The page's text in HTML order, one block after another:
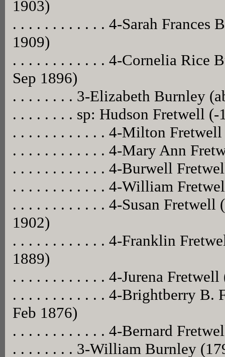
1903)
. . . . . . . . . . . . 4-Sarah Frances
1909)
. . . . . . . . . . . . 4-Cornelia Rice
Sep 1896)
. . . . . . . . 3-Elizabeth Burnley
. . . . . . . . sp: Hudson Fretwell (-
. . . . . . . . . . . . 4-Milton
. . . . . . . . . . . . 4-Mary Ann
. . . . . . . . . . . . 4-Burwell
. . . . . . . . . . . . 4-William
. . . . . . . . . . . . 4-Susan Fretwell
1902)
. . . . . . . . . . . . 4-Franklin
1889)
. . . . . . . . . . . . 4-Jurena
. . . . . . . . . . . . 4-Brightberry B.
Feb 1876)
. . . . . . . . . . . . 4-Bernard
. . . . . . . . 3-William Burnley